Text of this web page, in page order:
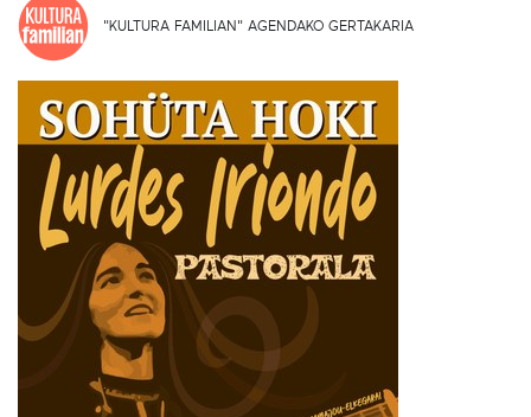
"KULTURA FAMILIAN" AGENDAKO GERTAKARIA